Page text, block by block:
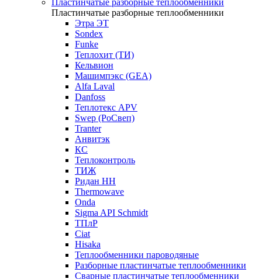
Пластинчатые разборные теплообменники
Пластинчатые разборные теплообменники
Этра ЭТ
Sondex
Funke
Теплохит (ТИ)
Кельвион
Машимпэкс (GEA)
Alfa Laval
Danfoss
Теплотекс APV
Swep (РоСвеп)
Tranter
Анвитэк
КС
Теплоконтроль
ТИЖ
Ридан НН
Thermowave
Onda
Sigma API Schmidt
ТПлР
Ciat
Hisaka
Теплообменники пароводяные
Разборные пластинчатые теплообменники
Сварные пластинчатые теплообменники